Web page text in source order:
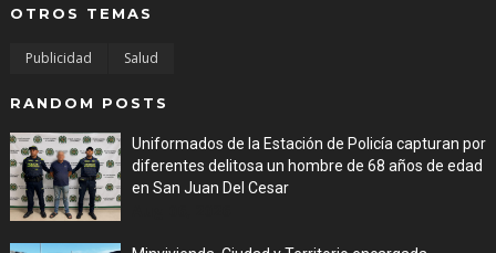
OTROS TEMAS
Publicidad Salud
RANDOM POSTS
Uniformados de la Estación de Policía capturan por
diferentes delitosa un hombre de 68 años de edad
en San Juan Del Cesar